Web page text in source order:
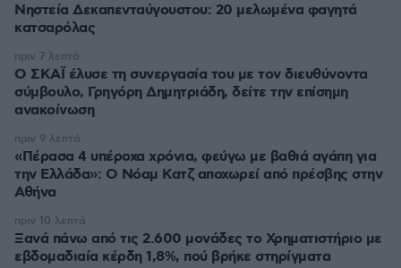
Νηστεία Δεκαπενταύγουστου: 20 μελωμένα φαγητά
κατσαρόλας
Ο ΣΚΑΪ έλυσε τη συνεργασία του με τον διευθύνοντα
σύμβουλο, Γρηγόρη Δημητριάδη, δείτε την επίσημη
ανακοίνωση
πριν 7 λεπτά
«Πέρασα 4 υπέροχα χρόνια, φεύγω με βαθιά αγάπη για
την Ελλάδα»: Ο Νόαμ Κατζ αποχωρεί από πρέσβης στην
Αθήνα
πριν 9 λεπτά
Ξανά πάνω από τις 2.600 μονάδες το Χρηματιστήριο με
εβδομαδιαία κέρδη 1,8%, πού βρήκε στηρίγματα
πριν 10 λεπτά